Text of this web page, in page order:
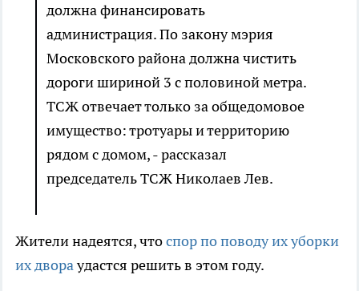
должна финансировать
администрация. По закону мэрия
Московского района должна чистить
дороги шириной 3 с половиной метра.
ТСЖ отвечает только за общедомовое
имущество: тротуары и территорию
рядом с домом, - рассказал
председатель ТСЖ Николаев Лев.
Жители надеятся, чтоспор по поводу их уборки
их двораудастся решить в этомгоду.